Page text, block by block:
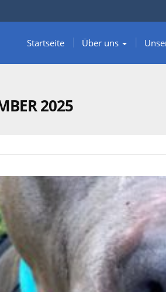
Startseite Über uns
2025